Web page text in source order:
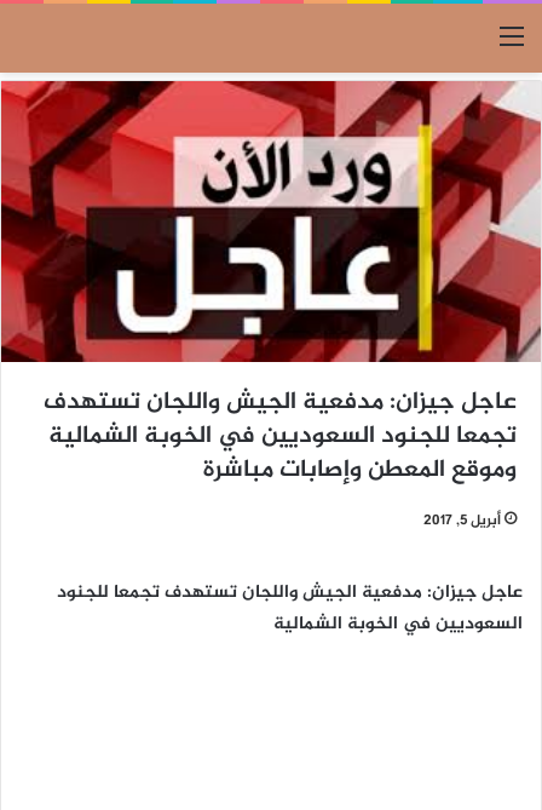
القائمة
عاجل جيزان: مدفعية الجيش واللجان تستهدف
تجمعا للجنود السعوديين في الخوبة الشمالية
وموقع المعطن وإصابات مباشرة
أبريل 5, 2017
عاجل جيزان: مدفعية الجيش واللجان تستهدف تجمعا للجنود
السعوديين في الخوبة الشمالية